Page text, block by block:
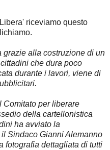
riceviamo questo
alla costruzione di un
che dura poco
durante i lavori, viene di
Comitato per liberare
della cartellonistica
ha avviato la
Sindaco Gianni Alemanno
fotografia dettagliata di tutti